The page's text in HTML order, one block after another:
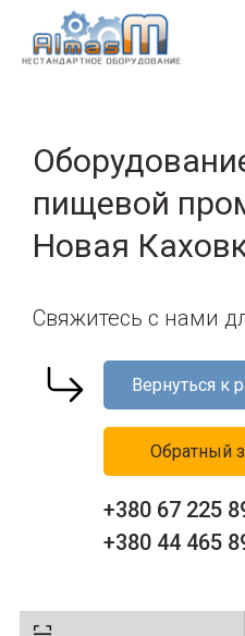
пищевой
Новая
Свяжитесь с нами
Вернуться к
Обратный
+380 67 225
+380 44 465